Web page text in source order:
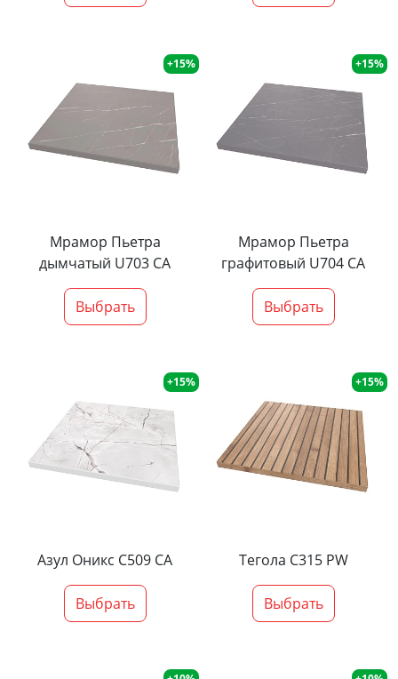
+15%
Мрамор Пьетра
дымчатый U703 CA
Выбрать
+15%
Мрамор Пьетра
графитовый U704 CA
Выбрать
+15%
Азул Оникс С509 СА
Выбрать
+15%
Тегола С315 PW
Выбрать